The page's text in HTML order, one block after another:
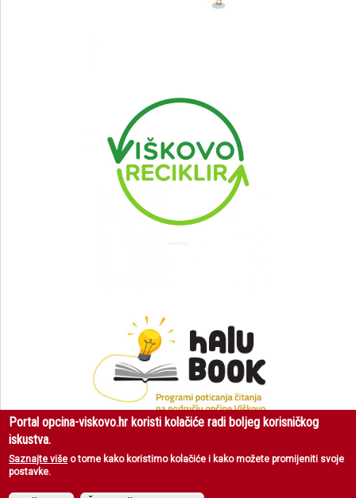
Portal opcina-viskovo.hr koristi kolačiće radi boljeg korisničkog
iskustva.
Saznajte više o tome kako koristimo kolačiće i kako možete promijeniti svoje
postavke.